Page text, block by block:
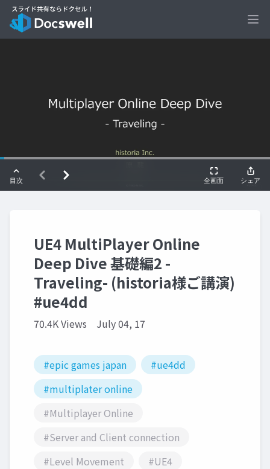
UE4 MultiPlayer Online
Deep Dive 基礎編2 -
Traveling- (historia様ご講演)
#ue4dd
70.4K Views July 04, 17
#epic games japan
#ue4dd
#multiplater online
#Multiplayer Online
#Server and Client connection
#Level Movement
#UE4